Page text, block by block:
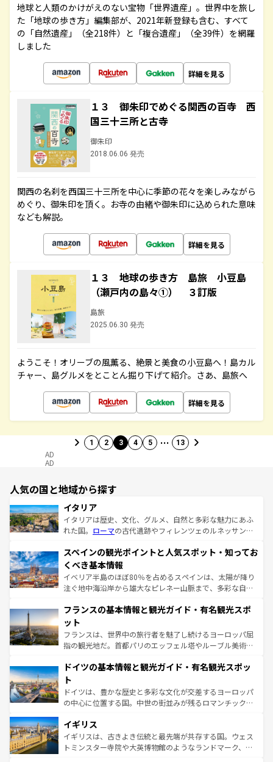
地球と人類のかけがえのない宝物「世界遺産」。世界中を旅し
た「地球の歩き方」編集部が、2021年新登録も含む、すべて
の「自然遺産」（全218件）と「複合遺産」（全39件）を網羅
しました
詳細を見る
１３ 御朱印でめぐる関西の百寺 西
国三十三所と古寺
御朱印
2018.06.06 発売
関西の名刹を西国三十三所を中心に季節の花々を楽しみながら
めぐり、御朱印を頂く。お寺の由緒や御朱印に込められた意味
なども解説。
詳細を見る
１３ 地球の歩き方 島旅 小豆島
（瀬戸内の島々①） ３訂版
島旅
2025.06.30 発売
ようこそ！オリーブの風薫る、絶景と美食の小豆島へ！島カル
チャー、島グルメをとことん掘り下げて紹介。さあ、島旅へ
詳細を見る
1 2 3 4 5 … 13
AD
AD
人気の国と地域から探す
イタリア
イタリアは歴史、文化、グルメ、自然と多彩な魅力にあふ
れた国。 ローマの古代遺跡やフィレンツェのルネッサンス
ろん、トスカーナの美しい田園風景やアマルフィ海岸の絶
景など、自然景観も見逃せない。観光の合間には、本場の
ピザやパスタなど、絶品のイタリア料理を堪能することも
できる。朝目覚めてから夜眠るまで、すべての瞬間を楽し
なお、新着のイタリア情報はコンテンツ一覧を参照してほ
しい。
スペインの観光ポイントと人気スポット・知ってお
くべき基本情報
イベリア半島のほぼ80％を占めるスペインは、太陽が降り
注ぐ地中海沿岸から雄大なピレネー山脈まで、多彩な自然
文化が根付くこの国では、情熱的なフラメンコ、熱気あふ
れる闘牛、そして美味しいタパスが生活の一部となってい
る。首都マドリードの洗練された雰囲気や、バルセロナの
アートに溢れた街角から、地方では古代ローマ遺跡や中世
せる。地方によって風土や気候が異なるスペインはその個
ンテンツ一覧 を参照してほしい。
フランスの基本情報と観光ガイド・有名観光スポ
ット
フランスは、世界中の旅行者を魅了し続けるヨーロッパ屈
指の観光地だ。首都パリのエッフェル塔やルーブル美術館
で、幅広い魅力が詰まっている。華麗な宮殿、歴史的な大
聖堂、美しいビーチ、そして豊かな自然が、訪れる者を心
から魅了する。また、フランスは美食の国としても知ら
れ、フランス料理はユネスコ無形文化遺産にも登録されて
香り高いラベンダー畑など、多彩な楽しみ方が可能だ。さ
らに、パリ以外の地域にも魅力が溢れており、どの街角に
も豊かな歴史と文化が息づいている。パリ以外の個性あふ
ドイツの基本情報と観光ガイド・有名観光スポッ
ト
ドイツは、豊かな歴史と多彩な文化が交差するヨーロッパ
の中心に位置する国。中世の街並みが残るロマンチック街
顔を持つこの国は、どこを歩いても飽きることがない。ベ
ルリンの文化的活気、バイエルン州のアルプスの絶景、そ
してライン川沿いのワイン畑といった風景は必見。ビール
イギリス
イギリスは、古きよき伝統と最先端が共存する国。ウェス
トミンスター寺院や大英博物館のようなランドマーク、歴